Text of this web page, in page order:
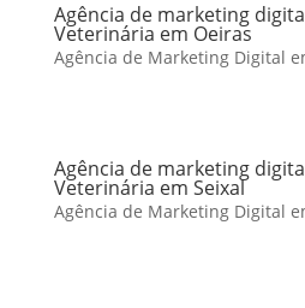
Agência de marketing
Veterinária em Oeiras
Agência de Marketing Digital
Agência de marketing
Veterinária em Seixal
Agência de Marketing Digital